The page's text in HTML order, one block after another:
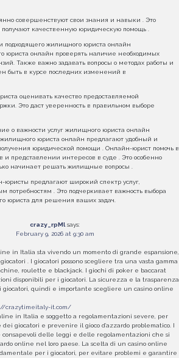
совершенствуют свои знания и навыки . Это
получают качественную юридическую помощь .
подходящего жилищного юриста онлайн
юриста онлайн проверять наличие необходимых
Также важно задавать вопросы о методах работы и
быть в курсе последних изменений в
оценивать качество предоставляемой
Это даст уверенность в правильном выборе
о важности услуг жилищного юриста онлайн
юриста онлайн предлагают удобный и
юридической помощи . Онлайн-юрист помочь в
и представлении интересов в суде . Это особенно
начинает решать жилищные вопросы .
юристы предлагают широкий спектр услуг,
потребностям . Это подчеркивает важность выбора
юриста для решения ваших задач.
crazy_rpMl says:
February 9, 2026 at 9:30 am
in Italia sta vivendo un momento di grande espansione,
. I giocatori possono scegliere tra una vasta gamma
roulette e blackjack. I giochi di poker e baccarat
disponibili per i giocatori. La sicurezza e la trasparenza
giocatori, quindi e importante scegliere un casino online
crazytimeitaly-it.com/
in Italia e soggetto a regolamentazioni severe, per
giocatori e prevenire il gioco d’azzardo problematico. I
consapevoli delle leggi e delle regolamentazioni che si
online nel loro paese. La scelta di un casino online
per i giocatori, per evitare problemi e garantire